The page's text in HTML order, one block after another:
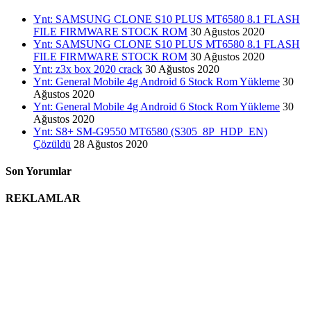
Ynt: SAMSUNG CLONE S10 PLUS MT6580 8.1 FLASH
FILE FIRMWARE STOCK ROM 30 Ağustos 2020
Ynt: SAMSUNG CLONE S10 PLUS MT6580 8.1 FLASH
FILE FIRMWARE STOCK ROM 30 Ağustos 2020
Ynt: z3x box 2020 crack 30 Ağustos 2020
Ynt: General Mobile 4g Android 6 Stock Rom Yükleme 30
Ağustos 2020
Ynt: General Mobile 4g Android 6 Stock Rom Yükleme 30
Ağustos 2020
Ynt: S8+ SM-G9550 MT6580 (S305_8P_HDP_EN)
Çözüldü 28 Ağustos 2020
Son Yorumlar
REKLAMLAR